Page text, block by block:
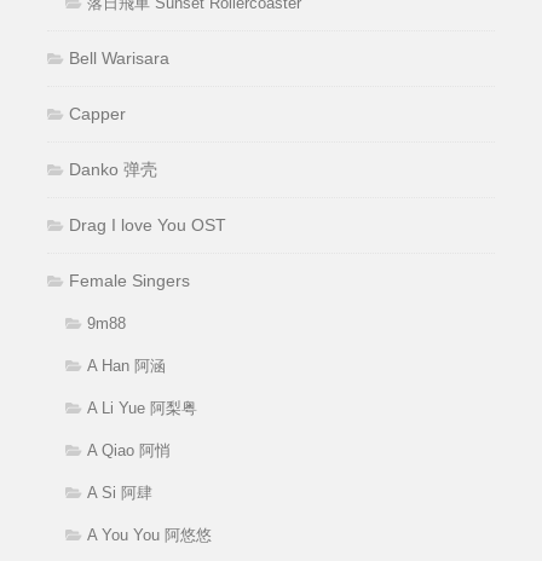
Bell Warisara
Capper
Danko 弹壳
Drag I love You OST
Female Singers
9m88
A Han 阿涵
A Li Yue 阿梨粤
A Qiao 阿悄
A Si 阿肆
A You You 阿悠悠